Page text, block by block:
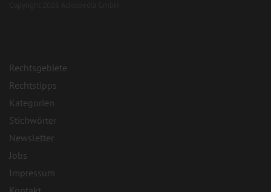
Rechtsgebiete
Rechtstipps
Kategorien
Stichwörter
Newsletter
Jobs
Impressum